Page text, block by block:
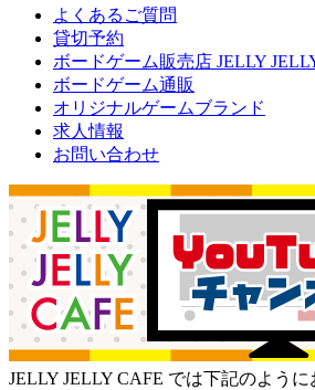
よくあるご質問
貸切予約
ボードゲーム販売店 JELLY
ボードゲーム通販
オリジナルゲームブランド
求人情報
お問い合わせ
JELLY JELLY CAFE では下記のよう